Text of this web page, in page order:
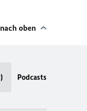
nach oben
Podcasts